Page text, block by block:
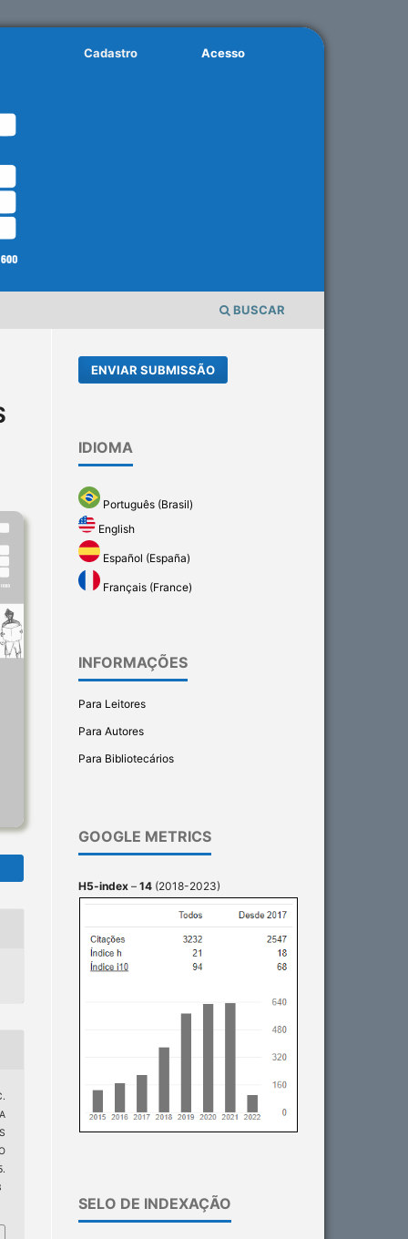
BUSCAR
Cadastro Acesso
ENVIAR SUBMISSÃO
IDIOMA
Português (Brasil)
English
Español (España)
Français (France)
INFORMAÇÕES
Para Leitores
Para Autores
Para Bibliotecários
GOOGLE METRICS
H5-index – 14 (2018-2023)
SELO DE INDEXAÇÃO